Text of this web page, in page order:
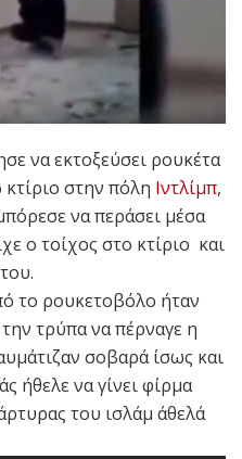
να εκτοξεύσει ρουκέτα
στην πόλη Ιντλίμπ,
να περάσει μέσα
ο τοίχος στο κτίριο και
το ρουκετοβόλο ήταν
τρύπα να πέρναγε η
σοβαρά ίσως και
ήθελε να γίνει φίρμα
του ισλάμ άθελά